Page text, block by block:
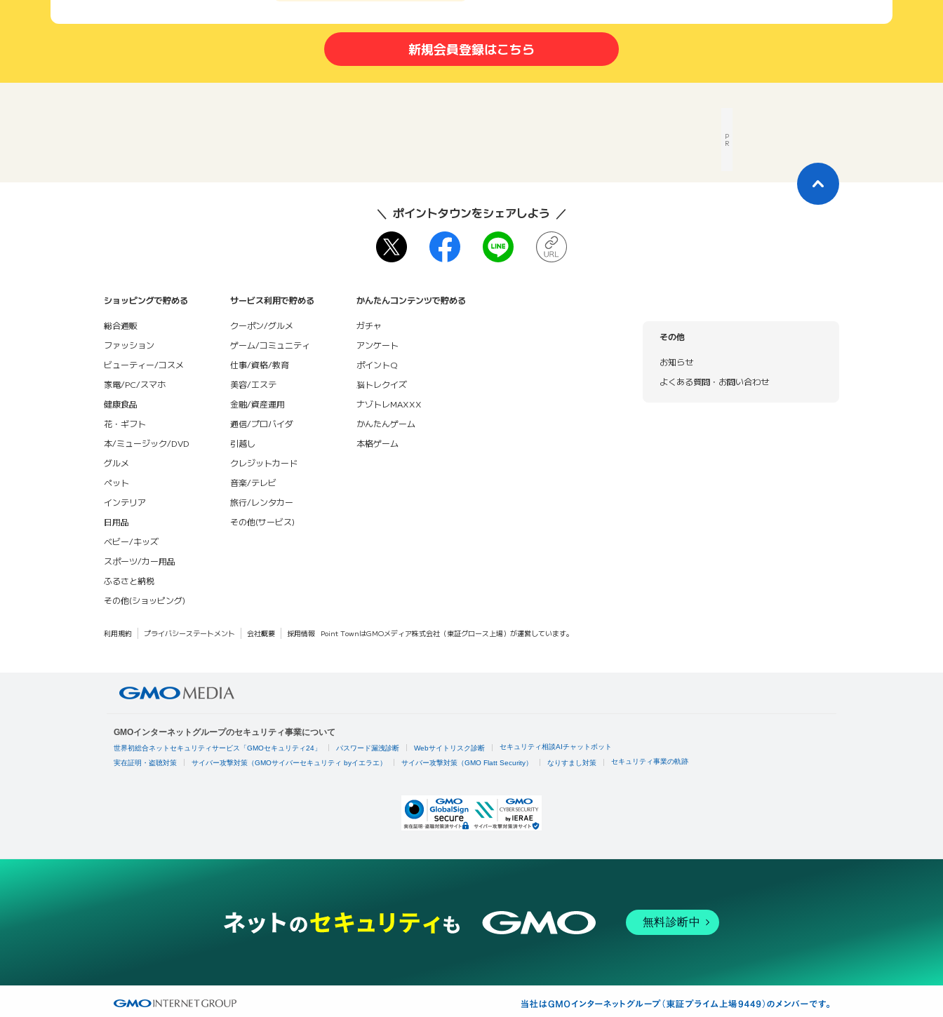
新規会員登録はこちら
P
R
ポイントタウンをシェアしよう
ショッピングで貯める
総合通販
ファッション
ビューティー/コスメ
家電/PC/スマホ
健康食品
花・ギフト
本/ミュージック/DVD
グルメ
ペット
インテリア
日用品
ベビー/キッズ
スポーツ/カー用品
ふるさと納税
その他(ショッピング)
サービス利用で貯める
クーポン/グルメ
ゲーム/コミュニティ
仕事/資格/教育
美容/エステ
金融/資産運用
通信/プロバイダ
引越し
クレジットカード
音楽/テレビ
旅行/レンタカー
その他(サービス)
かんたんコンテンツで貯める
ガチャ
アンケート
ポイントQ
脳トレクイズ
ナゾトレMAXXX
かんたんゲーム
本格ゲーム
その他
お知らせ
よくある質問・お問い合わせ
利用規約 プライバシーステートメント 会社概要 採用情報 Point TownはGMOメディア株式会社（東証グロース上場）が運営しています。
GMOインターネットグループのセキュリティ事業について
世界初総合ネットセキュリティサービス「GMOセキュリティ24」 パスワード漏洩診断 Webサイトリスク診断 セキュリティ相談AIチャットボット
実在証明・盗聴対策 サイバー攻撃対策（GMOサイバーセキュリティ byイエラエ） サイバー攻撃対策（GMO Flatt Security） なりすまし対策 セキュリティ事業の軌跡
無料診断中